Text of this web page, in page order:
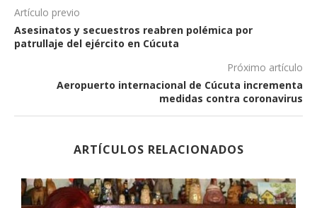
Artículo previo
Asesinatos y secuestros reabren polémica por
patrullaje del ejército en Cúcuta
Próximo artículo
Aeropuerto internacional de Cúcuta incrementa
medidas contra coronavirus
ARTÍCULOS RELACIONADOS